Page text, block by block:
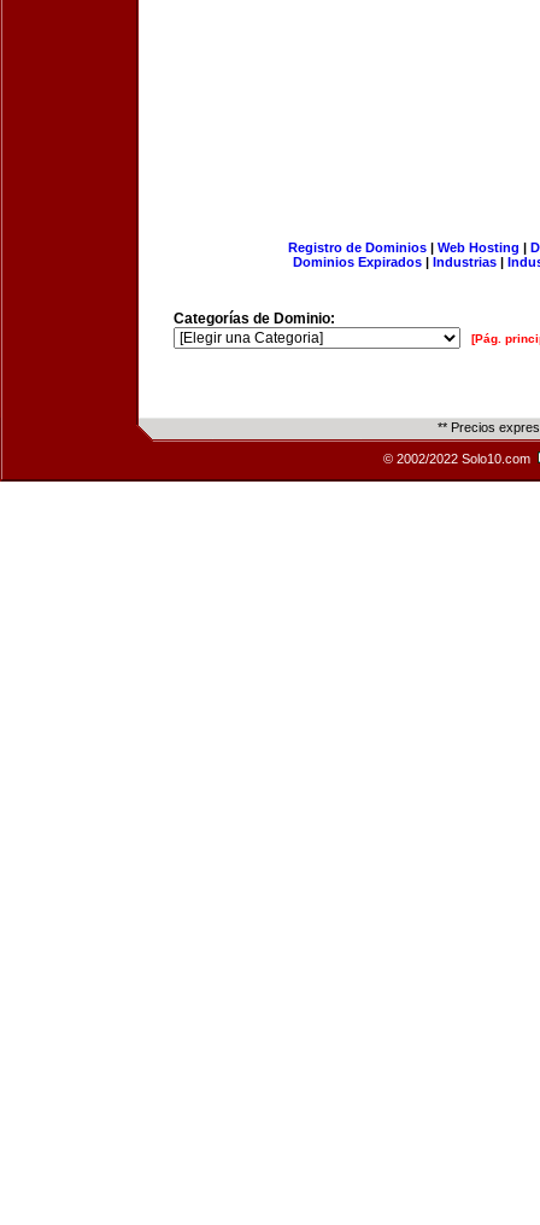
Registro de Dominios| Web Hosting |
Dominios Expirados | Industrias |
Categorías de Dominio:
[Pág.
** Precios
© 2002/2022 Solo10.com